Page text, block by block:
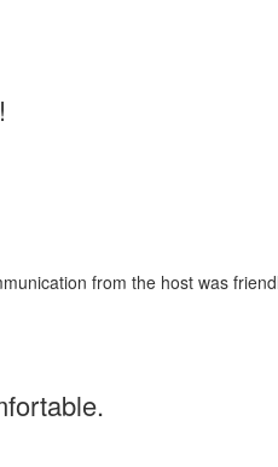
from the host was